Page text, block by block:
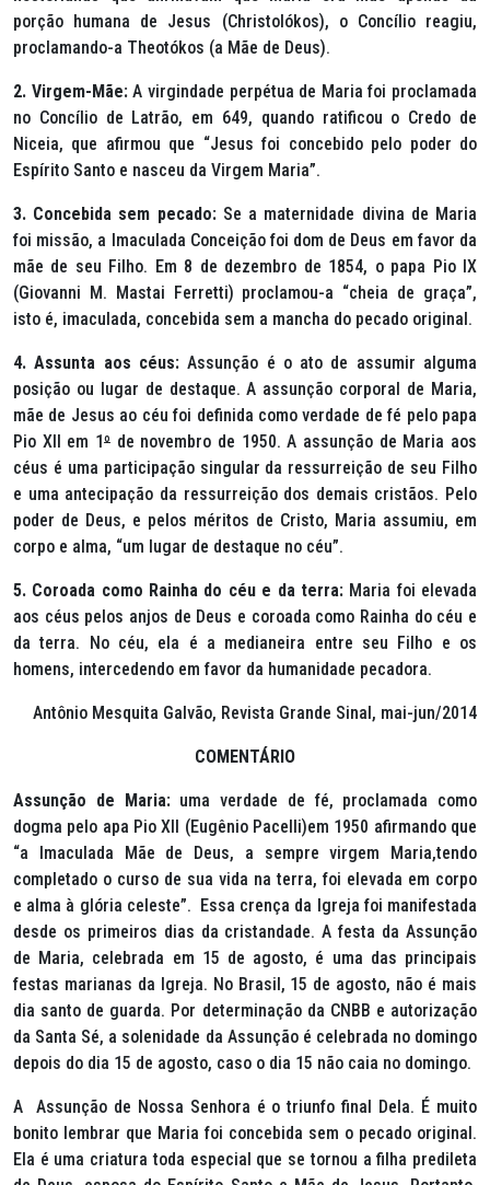
porção humana de Jesus (Christolókos), o Concílio reagiu,
proclamando-a Theotókos (a Mãe de Deus).
2. Virgem-Mãe:A virgindade perpétua de Maria foi proclamada
no Concílio de Latrão, em 649, quando ratificou o Credo de
Niceia, que afirmou que “Jesus foi concebido pelo poder do
Espírito Santo e nasceu da Virgem Maria”.
3. Concebida sem pecado:Se a maternidade divina de Maria
foi missão, a Imaculada Conceição foi dom de Deus em favor da
mãe de seu Filho. Em 8 de dezembro de 1854, o papa Pio IX
(Giovanni M. Mastai Ferretti) proclamou-a “cheia de graça”,
isto é, imaculada, concebida sem a mancha do pecado original.
4. Assunta aos céus:Assunção é o ato de assumir alguma
posição ou lugar de destaque. A assunção corporal de Maria,
mãe de Jesus ao céu foi definida como verdade de fé pelo papa
Pio XII em 1º de novembro de 1950. A assunção de Maria aos
céus é uma participação singular da ressurreição de seu Filho
e uma antecipação da ressurreição dos demais cristãos. Pelo
poder de Deus, e pelos méritos de Cristo, Maria assumiu, em
corpo e alma, “um lugar de destaque no céu”.
5. Coroada como Rainha do céu e da terra:Maria foi elevada
aos céus pelos anjos de Deus e coroada como Rainha do céu e
da terra. No céu, ela é a medianeira entre seu Filho e os
homens, intercedendo em favor da humanidade pecadora.
Antônio Mesquita Galvão, Revista Grande Sinal, mai-jun/2014
COMENTÁRIO
Assunção de Maria:uma verdade de fé, proclamada como
dogma pelo apa Pio XII (Eugênio Pacelli)em 1950 afirmando que
“a Imaculada Mãe de Deus, a sempre virgem Maria,tendo
completado o curso de sua vida na terra, foi elevada em corpo
e alma à glória celeste”. Essa crença da Igreja foi manifestada
desde os primeiros dias da cristandade. A festa da Assunção
de Maria, celebrada em 15 de agosto, é uma das principais
festas marianas da Igreja. No Brasil, 15 de agosto, não é mais
dia santo de guarda. Por determinação da CNBB e autorização
da Santa Sé, a solenidade da Assunção é celebrada no domingo
depois do dia 15 de agosto, caso o dia 15 não caia no domingo.
A Assunção de Nossa Senhora é o triunfo final Dela. É muito
bonito lembrar que Maria foi concebida sem o pecado original.
Ela é uma criatura toda especial que se tornou a filha predileta